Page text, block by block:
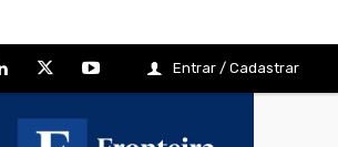
Entrar / Cadastrar